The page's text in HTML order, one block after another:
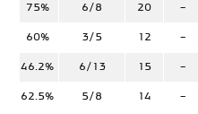
-
20
6/8
75%
-
12
3/5
60%
-
15
6/13
46.2%
-
14
5/8
62.5%